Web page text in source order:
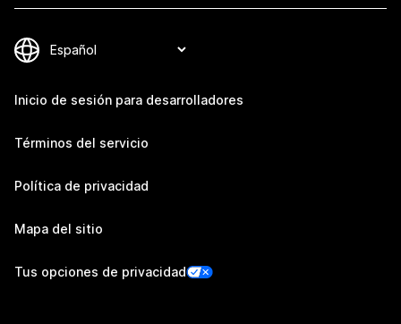
Inicio de sesión para desarrolladores
Términos del servicio
Política de privacidad
Mapa del sitio
Tus opciones de privacidad